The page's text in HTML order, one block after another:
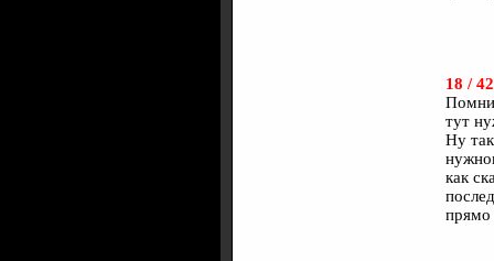
18 / 42
тут
Ну
как
прямо